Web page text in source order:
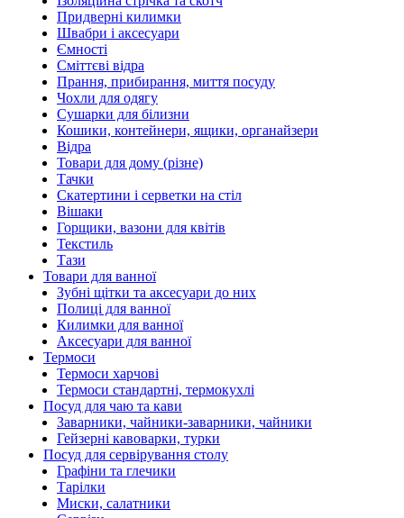
Придверні килимки
Швабри і аксесуари
Ємності
Сміттєві відра
Прання, прибирання, миття посуду
Чохли для одягу
Сушарки для білизни
Кошики, контейнери, ящики, органайзери
Відра
Товари для дому (різне)
Тачки
Скатертини і серветки на стіл
Вішаки
Горщики, вазони для квітів
Текстиль
Тази
Товари для ванної
Зубні щітки та аксесуари до них
Полиці для ванної
Килимки для ванної
Аксесуари для ванної
Термоси
Термоси харчові
Термоси стандартні, термокухлі
Посуд для чаю та кави
Заварники, чайники-заварники, чайники
Гейзерні кавоварки, турки
Посуд для сервірування столу
Графіни та глечики
Тарілки
Миски, салатники